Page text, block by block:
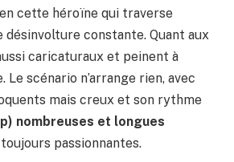
cette héroïne qui traverse
désinvolture constante. Quant aux
caricaturaux et peinent à
Le scénario n’arrange rien, avec
mais creux et son rythme
nombreuses et longues
passionnantes.